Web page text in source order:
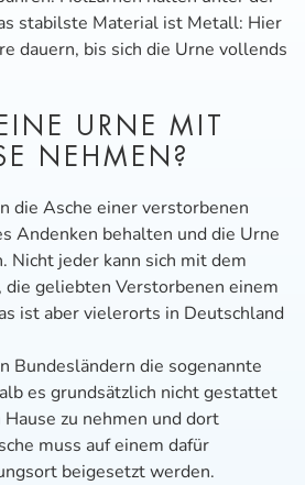
stabilste Material ist Metall: Hier
dauern, bis sich die Urne vollends
URNE MIT
NEHMEN?
die Asche einer verstorbenen
Andenken behalten und die Urne
Nicht jeder kann sich mit dem
die geliebten Verstorbenen einem
ist aber vielerorts in Deutschland
Bundesländern die sogenannte
es grundsätzlich nicht gestattet
zu nehmen und dort
muss auf einem dafür
beigesetzt werden.